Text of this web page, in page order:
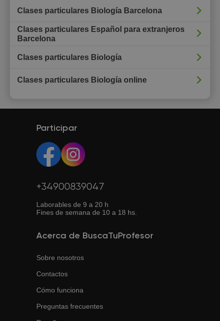
Clases particulares Biología Barcelona
Clases particulares Español para extranjeros
Barcelona
Clases particulares Biología
Clases particulares Biología online
Participar
+34900839047
Laborables de 9 a 20 h
Fines de semana de 10 a 18 hs.
Acerca de BuscaTuProfesor
Sobre nosotros
Contactos
Cómo funciona
Preguntas frecuentes